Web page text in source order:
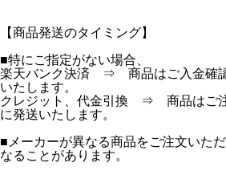
【商品発送のタイミング】
■特にご指定がない場合、
楽天バンク決済 ⇒ 商品はご入金確
いたします。
クレジット、代金引換 ⇒ 商品はご
に発送いたします。
■メーカーが異なる商品をご注文いた
なることがあります。